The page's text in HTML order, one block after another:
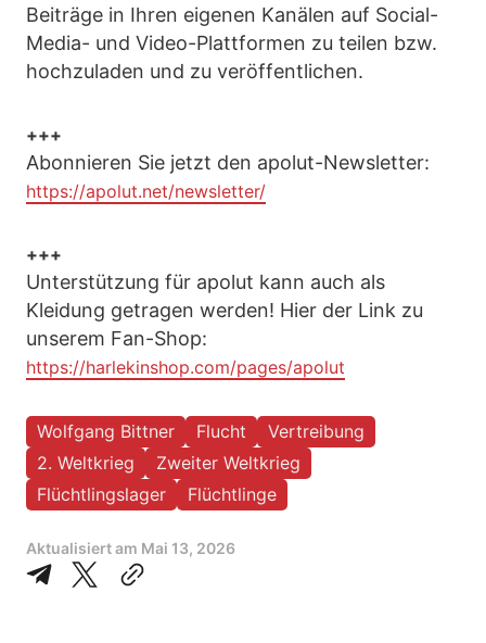
Beiträge in Ihren eigenen Kanälen auf Social-
Media- und Video-Plattformen zu teilen bzw.
hochzuladen und zu veröffentlichen.
+++
Abonnieren Sie jetzt den apolut-Newsletter:
https://apolut.net/newsletter/
+++
Unterstützung für apolut kann auch als
Kleidung getragen werden! Hier der Link zu
unserem Fan-Shop:
https://harlekinshop.com/pages/apolut
Wolfgang Bittner Flucht
Vertreibung
2. Weltkrieg
Zweiter Weltkrieg
Flüchtlingslager
Flüchtlinge
Aktualisiert am Mai 13, 2026